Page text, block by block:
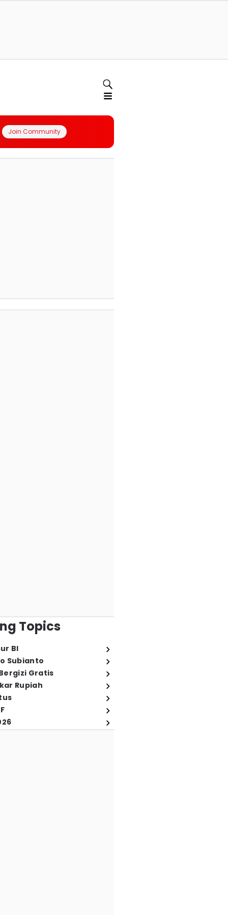
Join Community
Topics
BI
Subianto
Gratis
Rupiah